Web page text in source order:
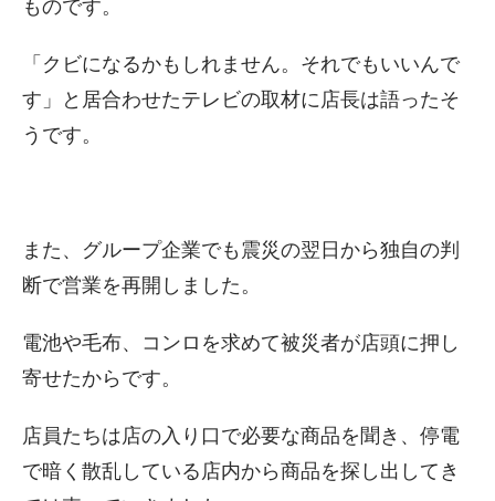
ものです。
「クビになるかもしれません。それでもいいんで
す」と居合わせたテレビの取材に店長は語ったそ
うです。
また、グループ企業でも震災の翌日から独自の判
断で営業を再開しました。
電池や毛布、コンロを求めて被災者が店頭に押し
寄せたからです。
店員たちは店の入り口で必要な商品を聞き、停電
で暗く散乱している店内から商品を探し出してき